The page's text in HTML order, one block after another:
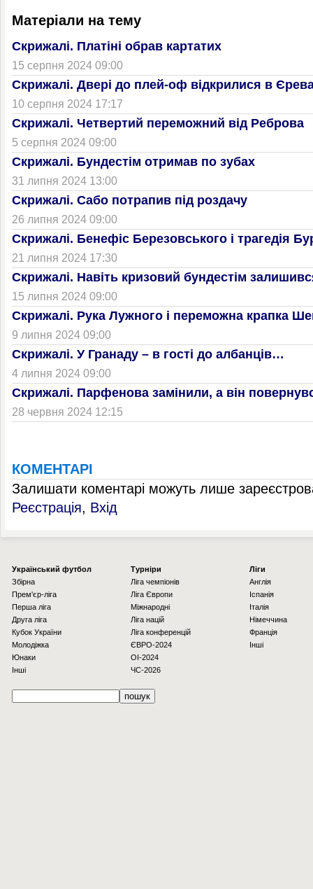
Матеріали на тему
Скрижалі. Платіні обрав картатих
15 серпня 2024 09:00
Скрижалі. Двері до плей-оф відкрилися в
10 серпня 2024 17:17
Скрижалі. Четвертий переможний від Реброва
5 серпня 2024 09:00
Скрижалі. Бундестім отримав по зубах
31 липня 2024 13:00
Скрижалі. Сабо потрапив під роздачу
26 липня 2024 09:00
Скрижалі. Бенефіс Березовського і трагедія
21 липня 2024 17:30
Скрижалі. Навіть кризовий бундестім
15 липня 2024 09:00
Скрижалі. Рука Лужного і переможна крапка
9 липня 2024 09:00
Скрижалі. У Гранаду – в гості до албанців…
4 липня 2024 09:00
Скрижалі. Парфенова замінили, а він
28 червня 2024 12:15
КОМЕНТАРІ
Залишати коментарі можуть лише
Реєстрація, Вхід
Українcький футбол
Збірна
Прем'єр-ліга
Перша ліга
Друга ліга
Кубок України
Молодіжка
Юнаки
Інші
Турніри
Ліга чемпіонів
Ліга Європи
Міжнародні
Ліга націй
Ліга конференцій
ЄВРО-2024
OI-2024
ЧС-2026
Ліги
Англія
Іспанія
Італія
Німеччина
Франція
Інші